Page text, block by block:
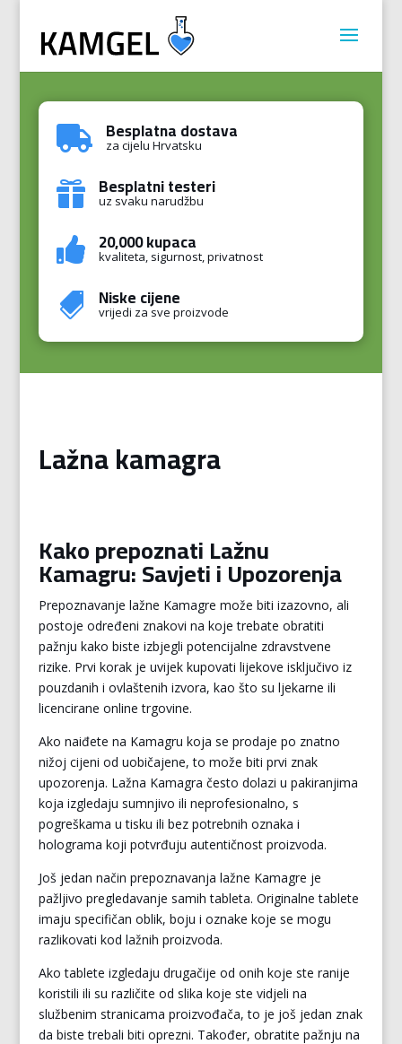
 Besplatna dostava
za cijelu Hrvatsku
 Besplatni testeri
uz svaku narudžbu
 20,000 kupaca
kvaliteta, sigurnost, privatnost
 Niske cijene
vrijedi za sve proizvode
Lažna kamagra
Kako prepoznati Lažnu
Kamagru: Savjeti i Upozorenja
Prepoznavanje lažne Kamagre može biti izazovno, ali
postoje određeni znakovi na koje trebate obratiti
pažnju kako biste izbjegli potencijalne zdravstvene
rizike. Prvi korak je uvijek kupovati lijekove isključivo iz
pouzdanih i ovlaštenih izvora, kao što su ljekarne ili
licencirane online trgovine.
Ako naiđete na Kamagru koja se prodaje po znatno
nižoj cijeni od uobičajene, to može biti prvi znak
upozorenja. Lažna Kamagra često dolazi u pakiranjima
koja izgledaju sumnjivo ili neprofesionalno, s
pogreškama u tisku ili bez potrebnih oznaka i
holograma koji potvrđuju autentičnost proizvoda.
Još jedan način prepoznavanja lažne Kamagre je
pažljivo pregledavanje samih tableta. Originalne tablete
imaju specifičan oblik, boju i oznake koje se mogu
razlikovati kod lažnih proizvoda.
Ako tablete izgledaju drugačije od onih koje ste ranije
koristili ili su različite od slika koje ste vidjeli na
službenim stranicama proizvođača, to je još jedan znak
da biste trebali biti oprezni. Također, obratite pažnju na